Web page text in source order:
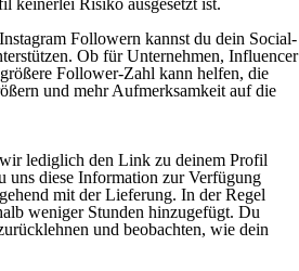
keinerlei Risiko ausgesetzt ist.
Followern kannst du dein Social-
Ob für Unternehmen, Influencer
Follower-Zahl kann helfen, die
und mehr Aufmerksamkeit auf die
lediglich den Link zu deinem Profil
uns diese Information zur Verfügung
mit der Lieferung. In der Regel
weniger Stunden hinzugefügt. Du
und beobachten, wie dein